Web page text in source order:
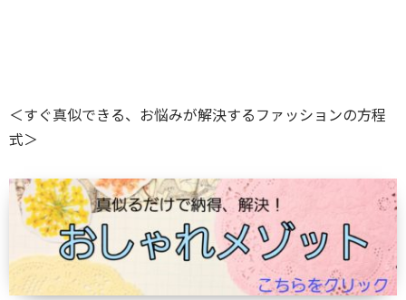
＜すぐ真似できる、お悩みが解決するファッションの方程
式＞